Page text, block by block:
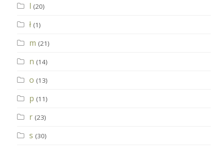
l (20)
ł (1)
m (21)
n (14)
o (13)
p (11)
r (23)
s (30)